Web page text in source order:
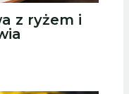
z ryżem i